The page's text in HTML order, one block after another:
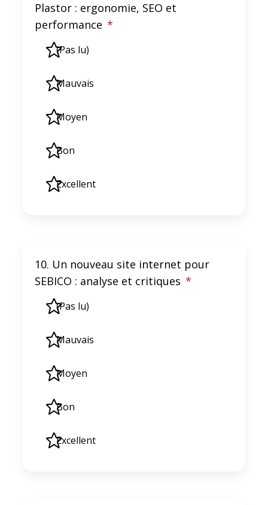
Plastor : ergonomie, SEO et
performance *
(Pas lu)
Mauvais
Moyen
Bon
Excellent
10. Un nouveau site internet pour
SEBICO : analyse et critiques *
(Pas lu)
Mauvais
Moyen
Bon
Excellent